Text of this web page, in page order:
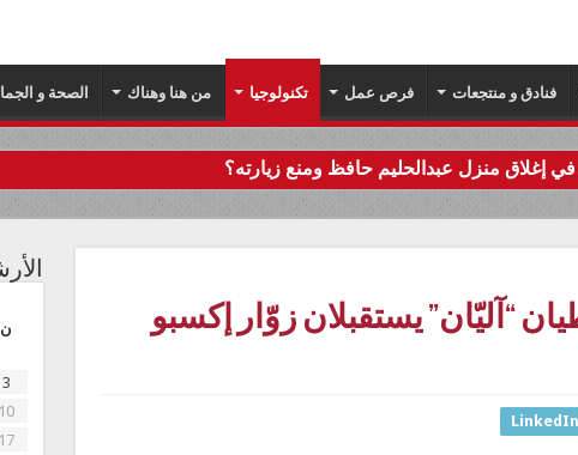
فنادق و منتجعات فرص عمل تكنولوجيا من هنا وهناك الصحة و
إغلاق منزل عبدالحليم حافظ ومنع زيارته؟
“آليّان” يستقبلان زوّار إكسبو
LinkedIn
ن
3
10
17